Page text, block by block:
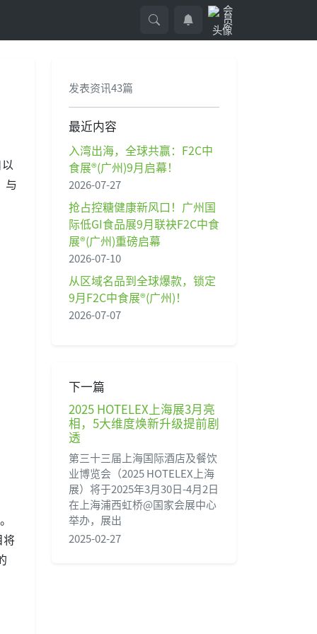
与
将
发表资讯43篇
最近内容
入湾出海，全球共赢：F2C中
食展®(广州)9月启幕！
2026-07-27
抢占控糖健康新风口！广州国
际低GI食品展9月联袂F2C中食
展®(广州)重磅启幕
2026-07-10
从区域名品到全球爆款，锁定
9月F2C中食展®(广州)！
2026-07-07
下一篇
2025 HOTELEX上海展3月亮
相，5大维度焕新升级提前剧
透
第三十三届上海国际酒店及餐饮
业博览会（2025 HOTELEX上海
展）将于2025年3月30日-4月2日
在上海浦西虹桥@国家会展中心
举办，展出
2025-02-27